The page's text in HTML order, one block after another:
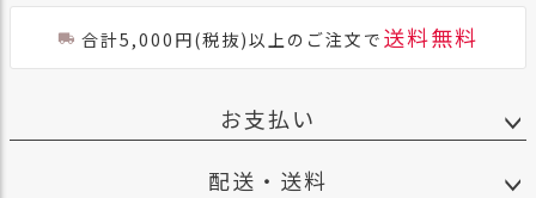
合計5,000円(税抜)以上のご注文で 送料無料
お支払い
配送・送料